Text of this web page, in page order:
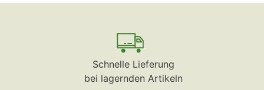
Schnelle Lieferung
bei lagernden Artikeln